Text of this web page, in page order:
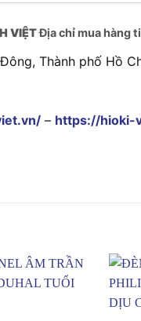
VIỆTĐịa chỉ mua hàng
Thành phố Hồ
– https://hioki-